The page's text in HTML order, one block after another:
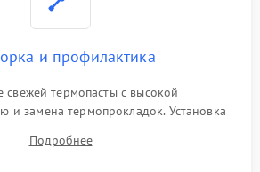
и профилактика
свежей термопасты с высокой
и замена термопрокладок. Установка
и накопителей. Предварительная
Подробнее